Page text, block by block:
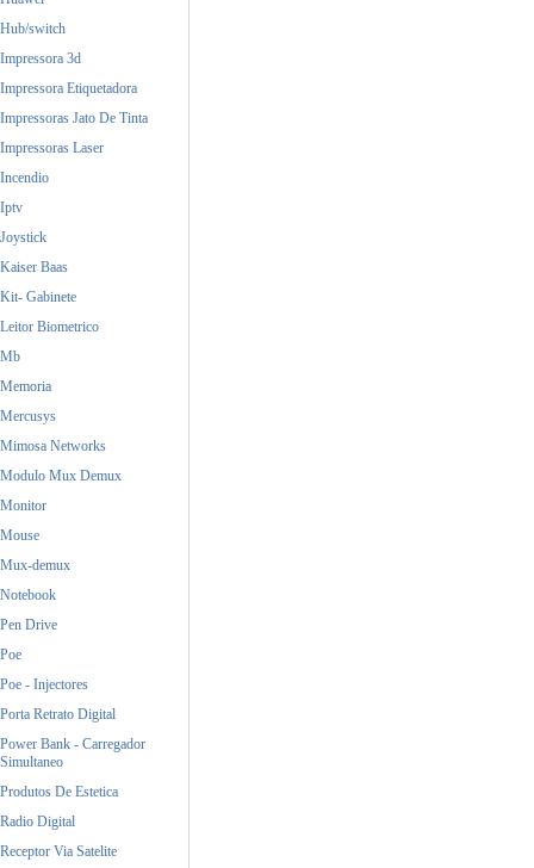
Hub/switch
Impressora 3d
Impressora Etiquetadora
Impressoras Jato De Tinta
Impressoras Laser
Incendio
Iptv
Joystick
Kaiser Baas
Kit- Gabinete
Leitor Biometrico
Mb
Memoria
Mercusys
Mimosa Networks
Modulo Mux Demux
Monitor
Mouse
Mux-demux
Notebook
Pen Drive
Poe
Poe - Injectores
Porta Retrato Digital
Power Bank - Carregador
Simultaneo
Produtos De Estetica
Radio Digital
Receptor Via Satelite